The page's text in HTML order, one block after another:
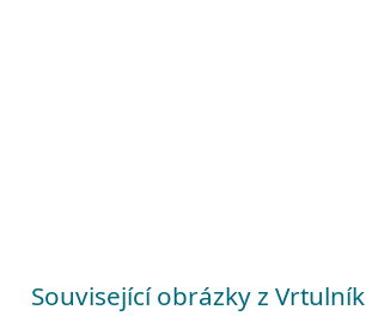
Související obrázky z Vrtulník